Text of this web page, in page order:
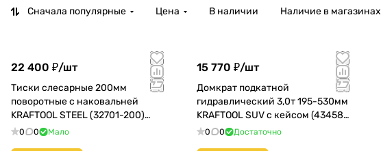
Сначала популярные Цена В наличии Наличие в магазинах
22 400 ₽/шт
Тиски слесарные 200мм
поворотные с наковальней
KRAFTOOL STEEL (32701-200)
КМС01
0 0 Мало
15 770 ₽/шт
Домкрат подкатной
гидравлический 3,0т 195-530мм
KRAFTOOL SUV с кейсом (43458-
3-К)
0 0 Достаточно